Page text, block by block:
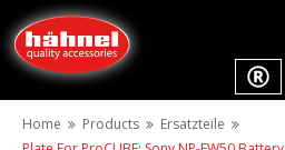
Home Products
Ersatzteile